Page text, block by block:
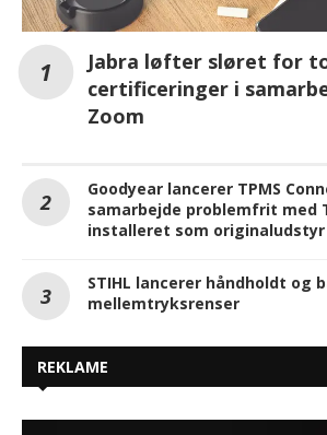
Jabra løfter sløret for
certificeringer i
Zoom
Goodyear lancerer TPMS
samarbejde problemfrit med
installeret som originaludstyr
STIHL lancerer håndholdt og
mellemtryksrenser
REKLAME